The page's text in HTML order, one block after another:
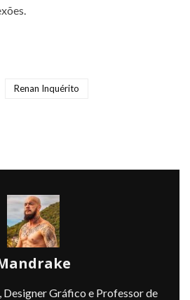
Renan Inquérito
Gráfico e Professor de